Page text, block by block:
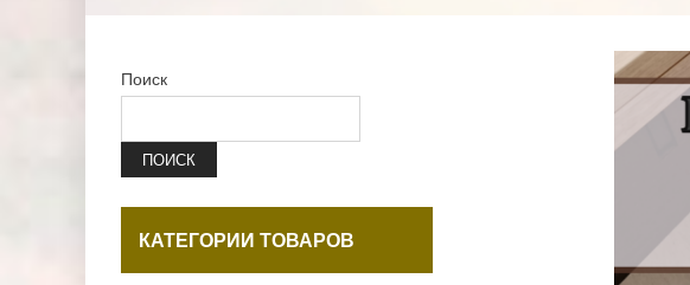
Поиск
ПОИСК
КАТЕГОРИИ ТОВАРОВ